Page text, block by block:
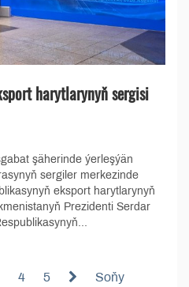
harytlarynyň sergisi
şäherinde ýerleşýän
sergiler merkezinde
eksport harytlarynyň
Prezidenti Serdar
4 5 Soňy